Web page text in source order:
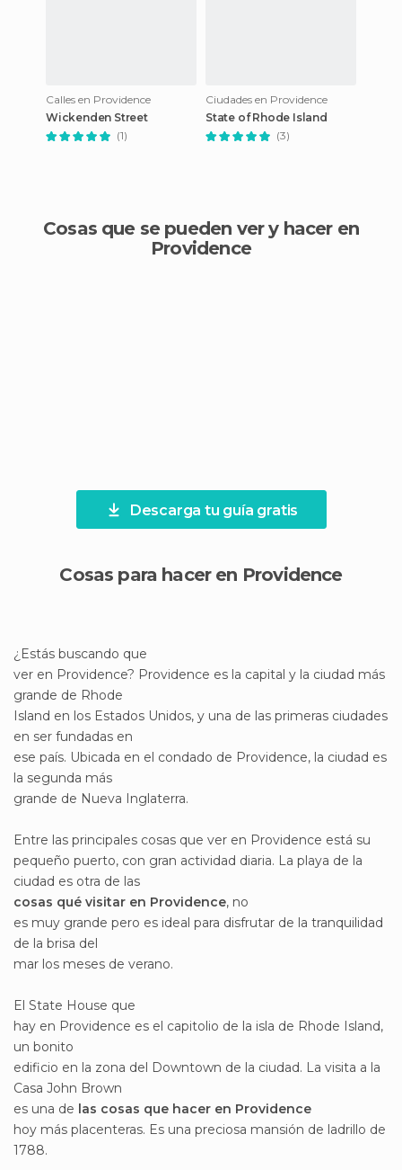
Calles en Providence
Wickenden Street
(1)
Ciudades en Providence
State of Rhode Island
(3)
Cosas que se pueden ver y hacer en
Providence
Descarga tu guía gratis
Cosas para hacer en Providence
¿Estás buscando que
ver en Providence? Providence es la capital y la ciudad más
grande de Rhode
Island en los Estados Unidos, y una de las primeras ciudades
en ser fundadas en
ese país. Ubicada en el condado de Providence, la ciudad es
la segunda más
grande de Nueva Inglaterra.
Entre las principales cosas que ver en Providence está su
pequeño puerto, con gran actividad diaria. La playa de la
ciudad es otra de las
cosas qué visitar en Providence, no
es muy grande pero es ideal para disfrutar de la tranquilidad
de la brisa del
mar los meses de verano.
El State House que
hay en Providence es el capitolio de la isla de Rhode Island,
un bonito
edificio en la zona del Downtown de la ciudad. La visita a la
Casa John Brown
es una de las cosas que hacer en Providence
hoy más placenteras. Es una preciosa mansión de ladrillo de
1788.